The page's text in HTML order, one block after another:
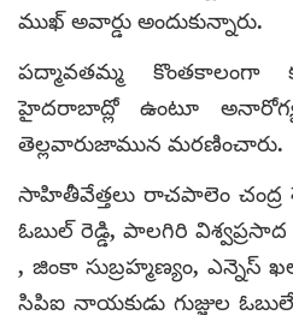
ముఖ్‌ అవార్డు అందుకున్నారు.
పద్మావతమ్మ కొంతకాలంగా
హైదరాబాద్లో ఉంటూ
తెల్లవారుజామున మరణించారు.
సాహితీవేత్తలు రాచపాలెం
ఓబుల్ రెడ్డి, పాలగిరి విశ్వప్రసాద
, జింకా సుబ్రహ్మణ్యం, ఎన్నెస్
సిపిఐ నాయకుడు గుజ్జుల